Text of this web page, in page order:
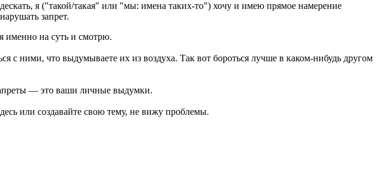
я ("такой/такая" или "мы: имена таких-то") хочу и имею прямое намерение
запрет.
именно на суть и смотрю.
с ними, что выдумываете их из воздуха. Так вот бороться лучше в каком-нибудь другом
— это ваши личные выдумки.
или создавайте свою тему, не вижу проблемы.